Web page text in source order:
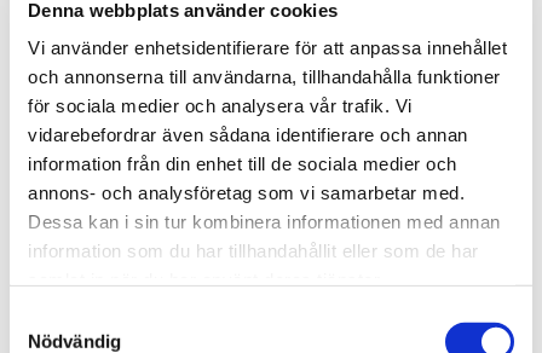
Denna webbplats använder cookies
Vi använder enhetsidentifierare för att anpassa innehållet
och annonserna till användarna, tillhandahålla funktioner
för sociala medier och analysera vår trafik. Vi
vidarebefordrar även sådana identifierare och annan
information från din enhet till de sociala medier och
annons- och analysföretag som vi samarbetar med.
Dessa kan i sin tur kombinera informationen med annan
information som du har tillhandahållit eller som de har
Nödvändig
Lagerstatus
Slutsåld
Artikelnr
Allmänt
Omdömen